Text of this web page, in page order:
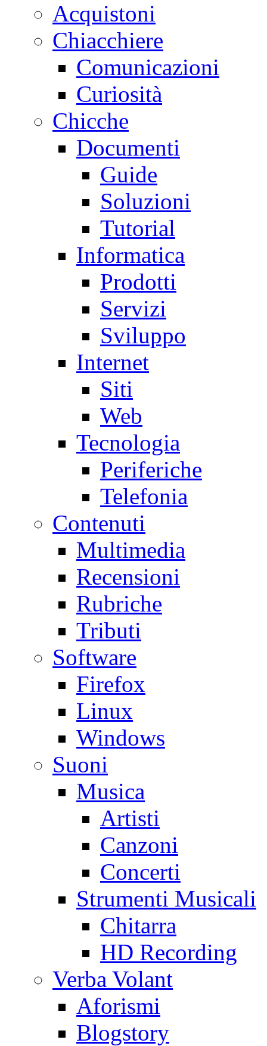
Acquistoni
Chiacchiere
Comunicazioni
Curiosità
Chicche
Documenti
Guide
Soluzioni
Tutorial
Informatica
Prodotti
Servizi
Sviluppo
Internet
Siti
Web
Tecnologia
Periferiche
Telefonia
Contenuti
Multimedia
Recensioni
Rubriche
Tributi
Software
Firefox
Linux
Windows
Suoni
Musica
Artisti
Canzoni
Concerti
Strumenti Musicali
Chitarra
HD Recording
Verba Volant
Aforismi
Blogstory